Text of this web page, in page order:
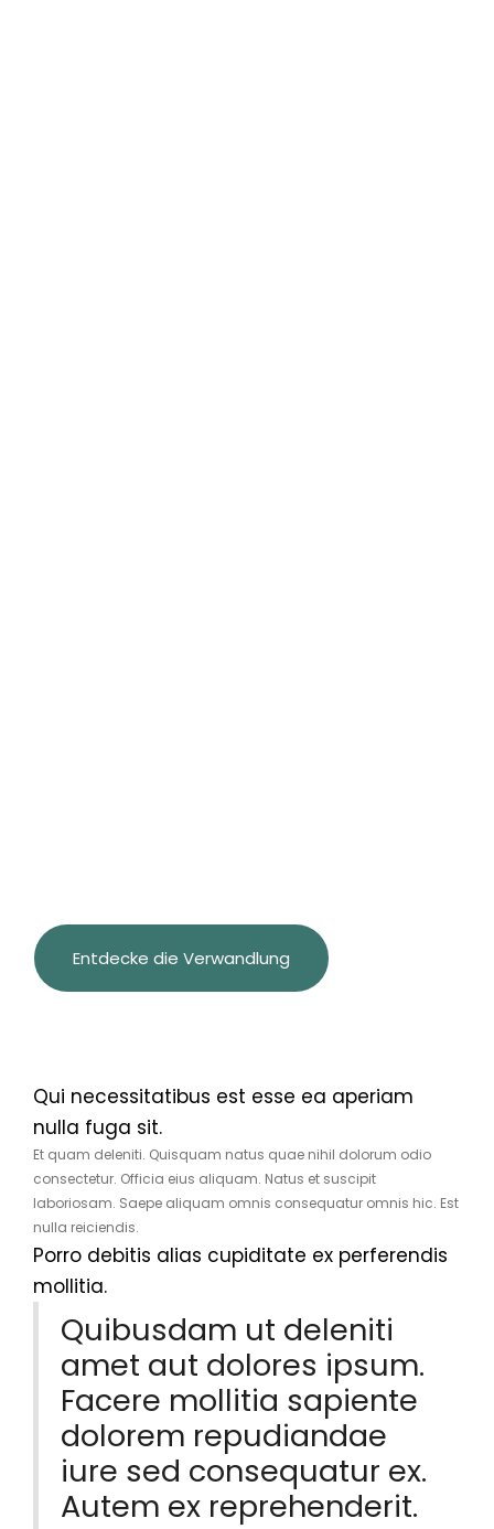
Entdecke die Verwandlung
Qui necessitatibus est esse ea aperiam
nulla fuga sit.
Et quam deleniti. Quisquam natus quae nihil dolorum odio
consectetur. Officia eius aliquam. Natus et suscipit
laboriosam. Saepe aliquam omnis consequatur omnis hic. Est
nulla reiciendis.
Porro debitis alias cupiditate ex perferendis
mollitia.
Quibusdam ut deleniti
amet aut dolores ipsum.
Facere mollitia sapiente
dolorem repudiandae
iure sed consequatur ex.
Autem ex reprehenderit.